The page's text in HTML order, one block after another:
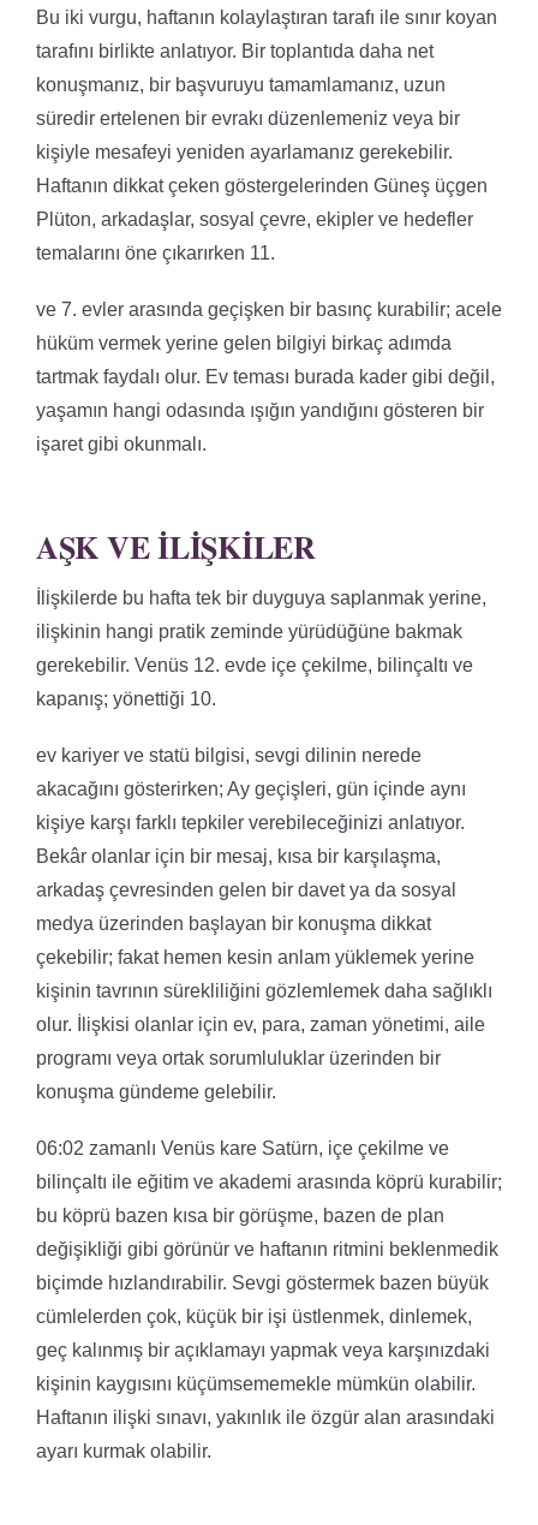
Bu iki vurgu, haftanın kolaylaştıran tarafı ile sınır koyan
tarafını birlikte anlatıyor. Bir toplantıda daha net
konuşmanız, bir başvuruyu tamamlamanız, uzun
süredir ertelenen bir evrakı düzenlemeniz veya bir
kişiyle mesafeyi yeniden ayarlamanız gerekebilir.
Haftanın dikkat çeken göstergelerinden Güneş üçgen
Plüton, arkadaşlar, sosyal çevre, ekipler ve hedefler
temalarını öne çıkarırken 11.
ve 7. evler arasında geçişken bir basınç kurabilir; acele
hüküm vermek yerine gelen bilgiyi birkaç adımda
tartmak faydalı olur. Ev teması burada kader gibi değil,
yaşamın hangi odasında ışığın yandığını gösteren bir
işaret gibi okunmalı.
AŞK VE İLIŞKILER
İlişkilerde bu hafta tek bir duyguya saplanmak yerine,
ilişkinin hangi pratik zeminde yürüdüğüne bakmak
gerekebilir. Venüs 12. evde içe çekilme, bilinçaltı ve
kapanış; yönettiği 10.
ev kariyer ve statü bilgisi, sevgi dilinin nerede
akacağını gösterirken; Ay geçişleri, gün içinde aynı
kişiye karşı farklı tepkiler verebileceğinizi anlatıyor.
Bekâr olanlar için bir mesaj, kısa bir karşılaşma,
arkadaş çevresinden gelen bir davet ya da sosyal
medya üzerinden başlayan bir konuşma dikkat
çekebilir; fakat hemen kesin anlam yüklemek yerine
kişinin tavrının sürekliliğini gözlemlemek daha sağlıklı
olur. İlişkisi olanlar için ev, para, zaman yönetimi, aile
programı veya ortak sorumluluklar üzerinden bir
konuşma gündeme gelebilir.
06:02 zamanlı Venüs kare Satürn, içe çekilme ve
bilinçaltı ile eğitim ve akademi arasında köprü kurabilir;
bu köprü bazen kısa bir görüşme, bazen de plan
değişikliği gibi görünür ve haftanın ritmini beklenmedik
biçimde hızlandırabilir. Sevgi göstermek bazen büyük
cümlelerden çok, küçük bir işi üstlenmek, dinlemek,
geç kalınmış bir açıklamayı yapmak veya karşınızdaki
kişinin kaygısını küçümsememekle mümkün olabilir.
Haftanın ilişki sınavı, yakınlık ile özgür alan arasındaki
ayarı kurmak olabilir.